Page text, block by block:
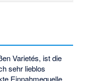
Varietés, ist die
sehr lieblos
Einnahmequelle